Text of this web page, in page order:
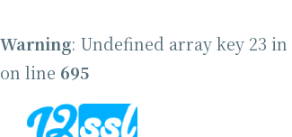
Warning: Undefined array key 23 in
on line 695